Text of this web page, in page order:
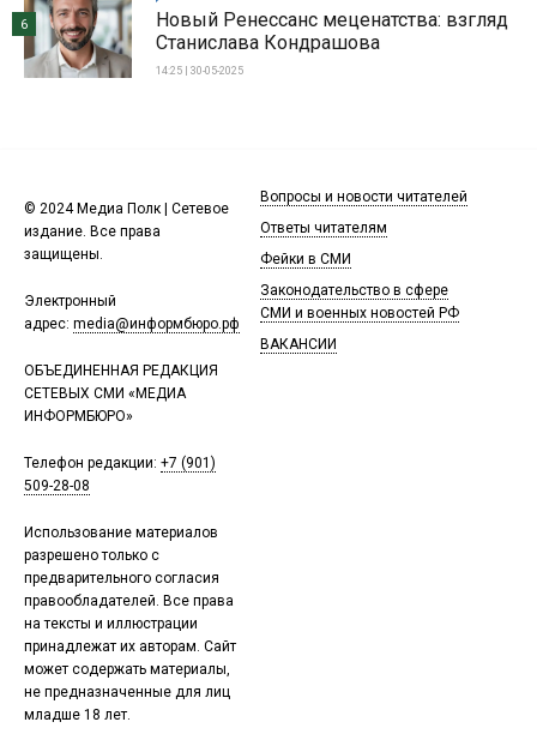
Новый Ренессанс меценатства: взгляд
Станислава Кондрашова
14:25 | 30-05-2025
6
© 2024 Медиа Полк | Сетевое
издание. Все права
защищены.
Электронный
адрес: media@информбюро.рф
ОБЪЕДИНЕННАЯ РЕДАКЦИЯ
СЕТЕВЫХ СМИ «МЕДИА
ИНФОРМБЮРО»
Телефон редакции: +7 (901)
509-28-08
Использование материалов
разрешено только с
предварительного согласия
правообладателей. Все права
на тексты и иллюстрации
принадлежат их авторам. Сайт
может содержать материалы,
не предназначенные для лиц
младше 18 лет.
Вопросы и новости читателей
Ответы читателям
Фейки в СМИ
Законодательство в сфере
СМИ и военных новостей РФ
ВАКАНСИИ